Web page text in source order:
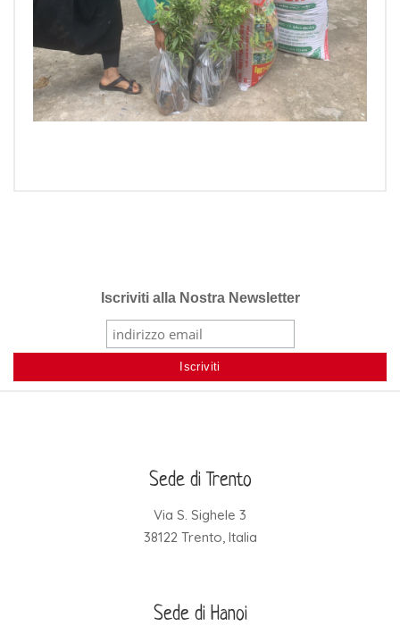
Iscriviti alla Nostra Newsletter
Sede di Trento
Via S. Sighele 3
38122 Trento, Italia
Sede di Hanoi